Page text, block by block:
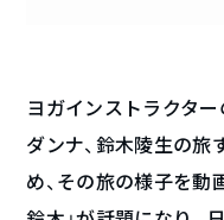
ヨガインストラクター
ダンナ、鈴木陵生の旅
め、その旅の様子を動